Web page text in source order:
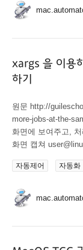
xargs 을 이용
하기
원문 http://
more-jobs-at-the-
화면에 보여주고,
화면 캡쳐
./thegeekstuff.txt 8
user@linux:~/
'NAME="@"; ls
자동제어 자동화